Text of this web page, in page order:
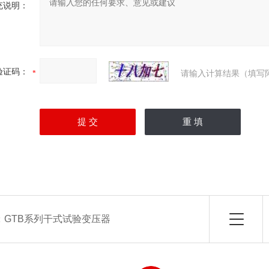
明：
证码： 请输入计算结果（填写
GTB系列干式试验变压器